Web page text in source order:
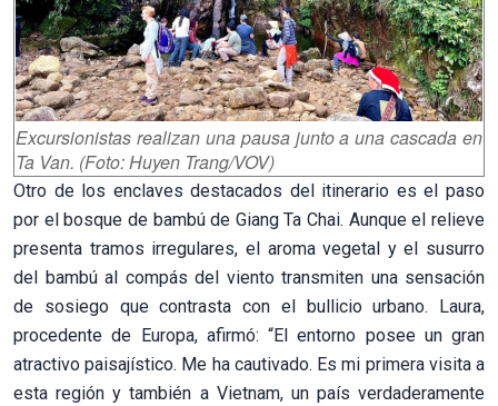
Excursionistas realizan una pausa junto a una cascada en
Ta Van. (Foto: Huyen Trang/VOV)
Otro de los enclaves destacados del itinerario es el paso
por el bosque de bambú de Giang Ta Chai. Aunque el relieve
presenta tramos irregulares, el aroma vegetal y el susurro
del bambú al compás del viento transmiten una sensación
de sosiego que contrasta con el bullicio urbano. Laura,
procedente de Europa, afirmó: “El entorno posee un gran
atractivo paisajístico. Me ha cautivado. Es mi primera visita a
esta región y también a Vietnam, un país verdaderamente